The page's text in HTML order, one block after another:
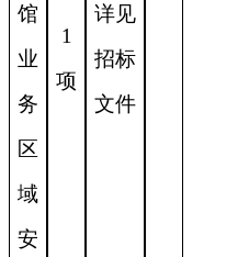
馆
业
务
区
域
安
1
项
详见
招标
文件